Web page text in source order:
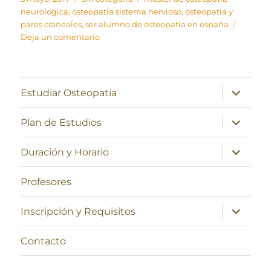
el
neurologica,osteopatia sistema nervioso,osteopatia y
pares craneales,ser alumno de osteopatia en españa
Deja un comentarioen
Estudiar Osteopatía
expande
el
menú
inferior
Plan de Estudios
expande
el
menú
inferior
Duración y Horario
expande
el
menú
Profesores
Inscripción y Requisitos
expande
el
menú
Contacto